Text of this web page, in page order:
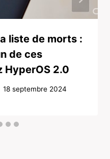
liste de morts :
de ces
HyperOS 2.0
18 septembre 2024